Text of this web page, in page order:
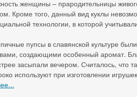
женщины – прародительницы
Кроме того, данный вид куклы
технологии, в которой
пупсы в славянской культуре
создающими особенный аромат.
засыпали вечером. Считалось, что
используют при изготовлении